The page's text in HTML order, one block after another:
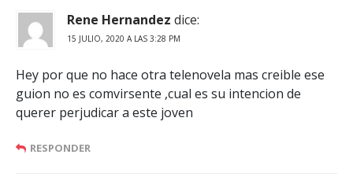
Rene Hernandez dice:
15 JULIO, 2020 A LAS 3:28 PM
Hey por que no hace otra telenovela mas creible ese
guion no es comvirsente ,cual es su intencion de
querer perjudicar a este joven
RESPONDER